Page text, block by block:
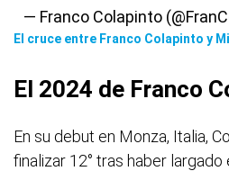
— Franco Colapinto
El cruce entre Franco Colapinto y
El 2024 de Franco
En su debut en Monza, Italia,
finalizar 12° tras haber